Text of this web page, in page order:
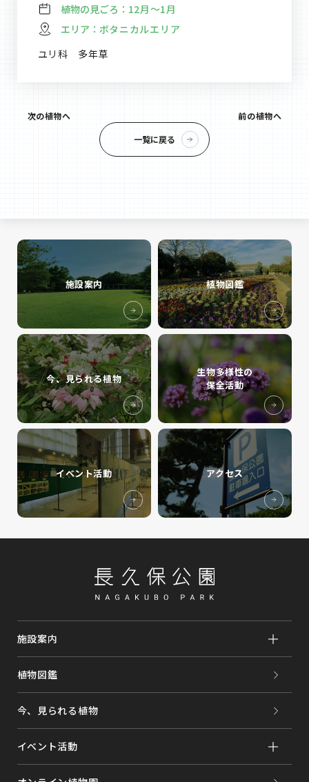
植物の見ごろ： 12月～1月
エリア： ボタニカルエリア
ユリ科 多年草
次の植物へ
一覧に戻る
前の植物へ
施設案内 植物図鑑
今、見られる植物
生物多様性の
保全活動
イベント活動 アクセス
施設案内
植物図鑑
今、見られる植物
イベント活動